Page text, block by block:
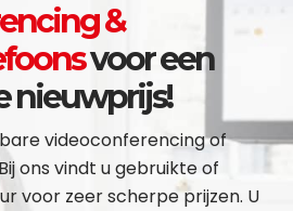
&
voor een
nieuwprijs!
videoconferencing of
ons vindt u gebruikte of
voor zeer scherpe prijzen. U